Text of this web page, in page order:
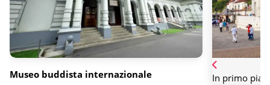
Museo buddista internazionale
In primo